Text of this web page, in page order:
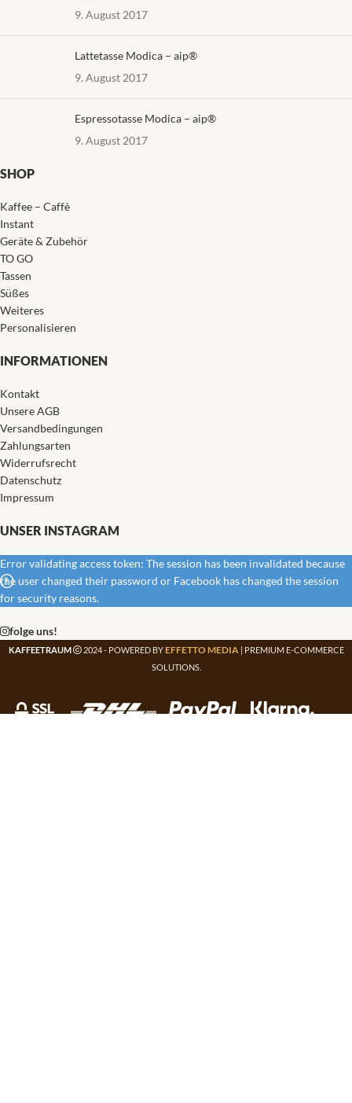
9. August 2017
Lattetasse Modica – aip®
9. August 2017
Espressotasse Modica – aip®
9. August 2017
SHOP
Kaffee – Caffè
Instant
Geräte & Zubehör
TO GO
Tassen
Süßes
Weiteres
Personalisieren
INFORMATIONEN
Kontakt
Unsere AGB
Versandbedingungen
Zahlungsarten
Widerrufsrecht
Datenschutz
Impressum
UNSER INSTAGRAM
Error validating access token: The session has been invalidated because
the user changed their password or Facebook has changed the session
for security reasons.
folge uns!
KAFFEETRAUM 2024 - POWERED BY EFFETTO MEDIA | PREMIUM E-COMMERCE
SOLUTIONS.